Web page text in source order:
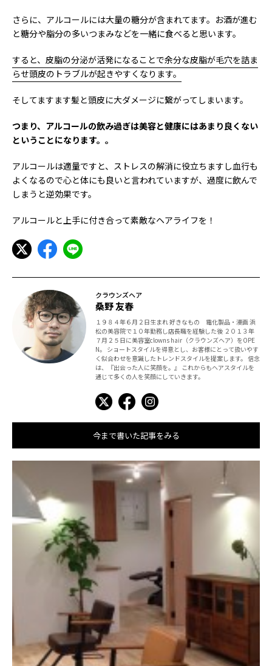
さらに、アルコールには大量の糖分が含まれてます。お酒が進む
と糖分や脂分の多いつまみなどを一緒に食べると思います。
すると、皮脂の分泌が活発になることで余分な皮脂が毛穴を詰ま
らせ頭皮のトラブルが起きやすくなります。
そしてますます髪と頭皮に大ダメージに繋がってしまいます。
つまり、アルコールの飲み過ぎは美容と健康にはあまり良くない
ということになります。。
アルコールは適量ですと、ストレスの解消に役立ちますし血行も
よくなるので心と体にも良いと言われていますが、過度に飲んで
しまうと逆効果です。
アルコールと上手に付き合って素敵なヘアライフを！
クラウンズヘア
桑野 友春
１９８４年６月２日生まれ 好きなもの 電化製品・漫画 浜
松の美容院で１０年勤務し店長職を経験した後 ２０１３年
７月２５日に美容室clowns hair（クラウンズヘア）をOPE
N。 ショートスタイルを得意とし、お客様にとって扱いやす
く似合わせを意識したトレンドスタイルを提案します。 信念
は、『出会った人に笑顔を。』 これからもヘアスタイルを
通じて多くの人を笑顔にしていきます。
今まで書いた記事をみる